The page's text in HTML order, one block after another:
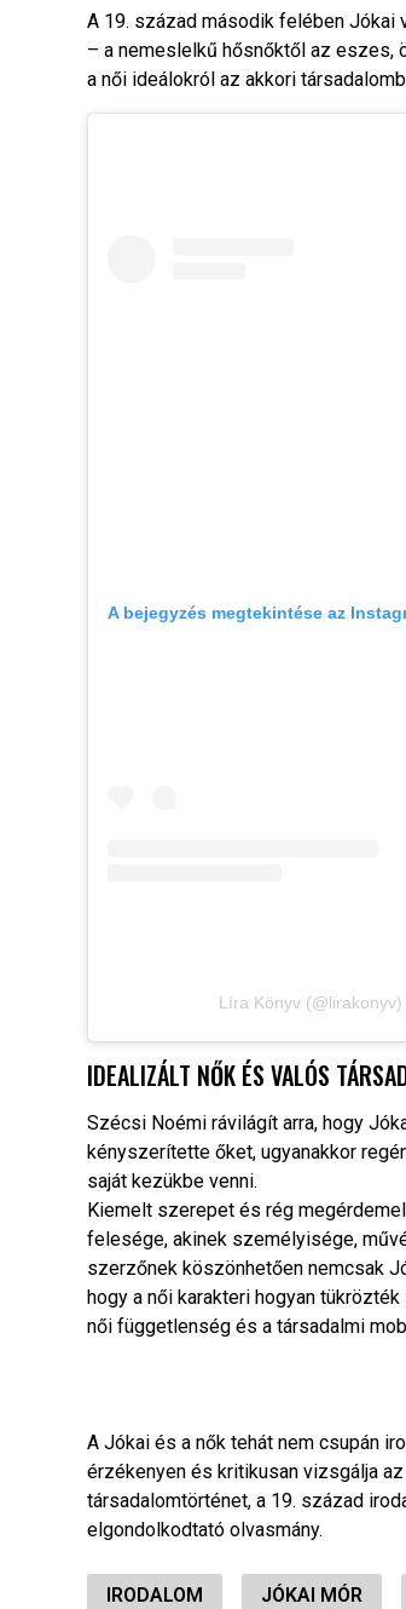
A 19. század második felében Jókai
– a nemeslelkű hősnőktől az eszes,
a női ideálokról az akkori
A bejegyzés megtekintése az
Líra Könyv
IDEALIZÁLT NŐK ÉS VALÓS
Szécsi Noémi rávilágít arra, hogy
kényszerítette őket, ugyanakkor
saját kezükbe venni.
Kiemelt szerepet és rég
felesége, akinek személyisége,
szerzőnek köszönhetően nemcsak
hogy a női karakteri hogyan
női függetlenség és a társadalmi
A Jókai és a nők tehát nem csupán
érzékenyen és kritikusan vizsgálja
társadalomtörténet, a 19. század
elgondolkodtató olvasmány.
IRODALOM JÓKAI MÓR